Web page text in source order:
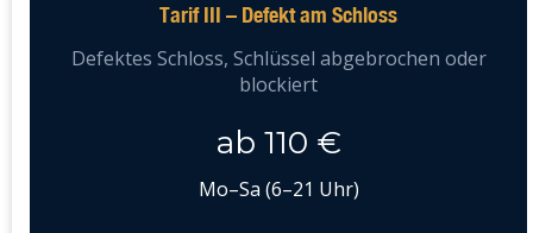
Tarif III – Defekt am Schloss
Defektes Schloss, Schlüssel abgebrochen oder
blockiert
ab 110 €
Mo–Sa (6–21 Uhr)